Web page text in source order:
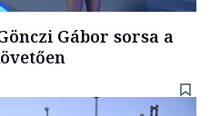
Gábor sorsa a